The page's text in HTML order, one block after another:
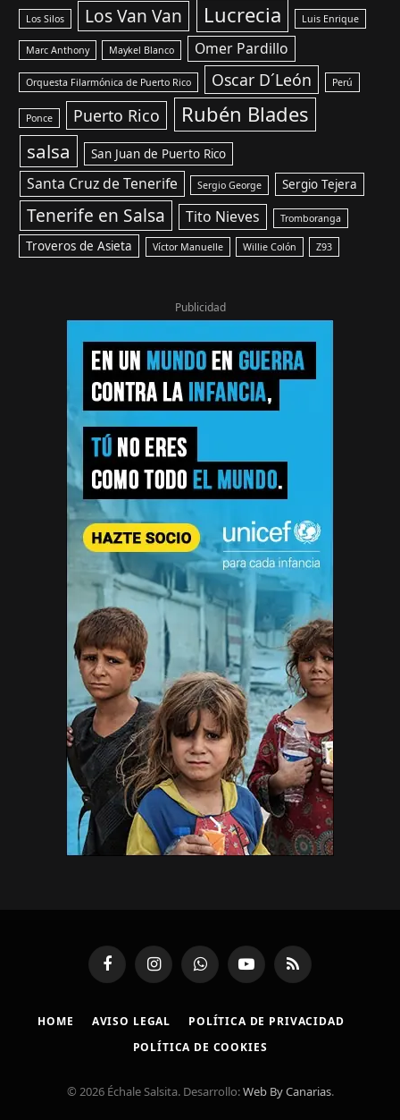
Los Silos Los Van Van Lucrecia Luis Enrique
Marc Anthony Maykel Blanco Omer Pardillo
Orquesta Filarmónica de Puerto Rico Oscar D´León Perú
Ponce Puerto Rico Rubén Blades
salsa San Juan de Puerto Rico
Santa Cruz de Tenerife Sergio George Sergio Tejera
Tenerife en Salsa Tito Nieves Tromboranga
Troveros de Asieta Víctor Manuelle Willie Colón Z93
Publicidad
FacebookInstagramWhatsAppYouTubeRSS
HOME AVISO LEGAL
POLÍTICA DE PRIVACIDAD
POLÍTICA DE COOKIES
© 2026 Échale Salsita. Desarrollo:Web By Canarias.